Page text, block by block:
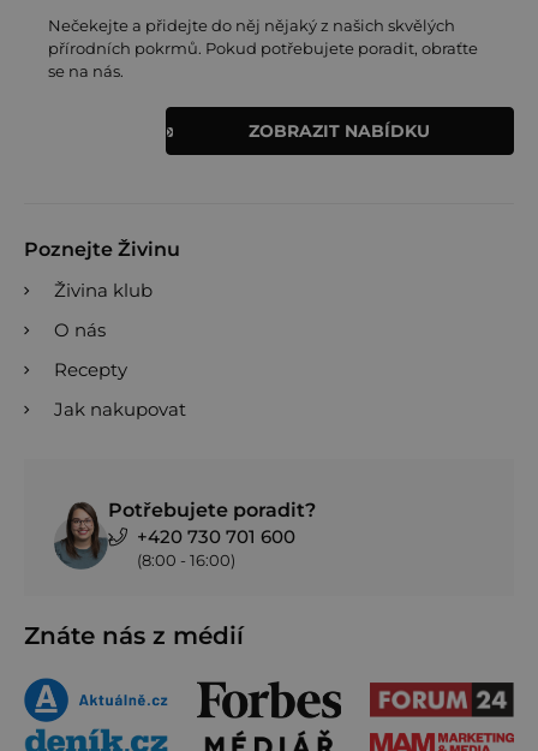
Nečekejte a přidejte do něj nějaký z našich skvělých
přírodních pokrmů. Pokud potřebujete poradit, obraťte
se na nás.
ZOBRAZIT NABÍDKU
Poznejte Živinu
Živina klub
O nás
Recepty
Jak nakupovat
Potřebujete poradit?
+420 730 701 600
(8:00 - 16:00)
Znáte nás z médií